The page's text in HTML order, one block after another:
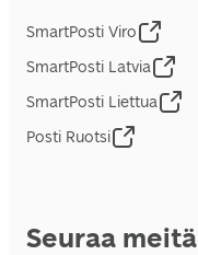
SmartPosti Viro
SmartPosti Latvia
SmartPosti Liettua
Posti Ruotsi
Seuraa meitä